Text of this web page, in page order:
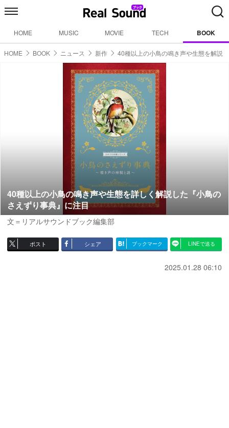
HOME MUSIC MOVIE TECH BOOK
HOME BOOK ニュース 新作 40種以上の小鳥の鳴き声や生態を解説
40種以上の小鳥の鳴き声や生態を詳しく解説した『小鳥の
さえずり事典』に注目
文＝リアルサウンドブック編集部
ポスト シェア ブックマーク LINEで送る
2025.01.28 06:10